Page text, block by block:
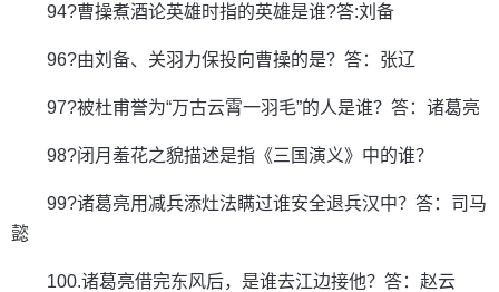
94?曹操煮酒论英雄时指的英雄是谁?答:刘备
96?由刘备、关羽力保投向曹操的是？答：张辽
97?被杜甫誉为“万古云霄一羽毛”的人是谁？答：诸葛亮
98?闭月羞花之貌描述是指《三国演义》中的谁？
99?诸葛亮用减兵添灶法瞒过谁安全退兵汉中？答：司马
懿
100.诸葛亮借完东风后，是谁去江边接他？答：赵云